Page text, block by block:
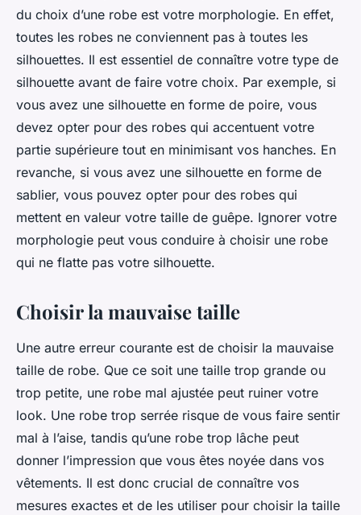
du choix d’une robe est votre morphologie. En effet,
toutes les robes ne conviennent pas à toutes les
silhouettes. Il est essentiel de connaître votre type de
silhouette avant de faire votre choix. Par exemple, si
vous avez une silhouette en forme de poire, vous
devez opter pour des robes qui accentuent votre
partie supérieure tout en minimisant vos hanches. En
revanche, si vous avez une silhouette en forme de
sablier, vous pouvez opter pour des robes qui
mettent en valeur votre taille de guêpe. Ignorer votre
morphologie peut vous conduire à choisir une robe
qui ne flatte pas votre silhouette.
Choisir la mauvaise taille
Une autre erreur courante est de choisir la mauvaise
taille de robe. Que ce soit une taille trop grande ou
trop petite, une robe mal ajustée peut ruiner votre
look. Une robe trop serrée risque de vous faire sentir
mal à l’aise, tandis qu’une robe trop lâche peut
donner l’impression que vous êtes noyée dans vos
vêtements. Il est donc crucial de connaître vos
mesures exactes et de les utiliser pour choisir la taille